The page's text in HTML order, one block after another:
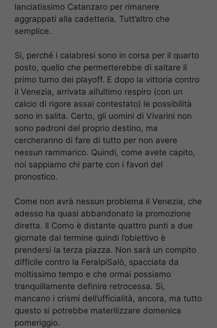
lanciatissimo Catanzaro per rimanere
aggrappati alla cadetteria. Tutt’altro che
semplice.
Sì, perché i calabresi sono in corsa per il quarto
posto, quello che permetterebbe di saltare il
primo turno dei playoff. E dopo la vittoria contro
il Venezia, arrivata all’ultimo respiro (con un
calcio di rigore assai contestato) le possibilità
sono in salita. Certo, gli uomini di Vivarini non
sono padroni del proprio destino, ma
cercheranno di fare di tutto per non avere
nessun rammarico. Quindi, come avete capito,
noi sappiamo chi parte con i favori del
pronostico.
Come non avrà nessun problema il Venezia, che
adesso ha quasi abbandonato la promozione
diretta. Il Como è distante quattro punti a due
giornate dal termine quindi l’obiettivo è
prendersi la terza piazza. Non sarà un compito
difficile contro la FeralpiSalò, spacciata da
moltissimo tempo e che ormai possiamo
tranquillamente definire retrocessa. Sì,
mancano i crismi dell’ufficialità, ancora, ma tutto
questo si potrebbe materilizzare domenica
pomeriggio.